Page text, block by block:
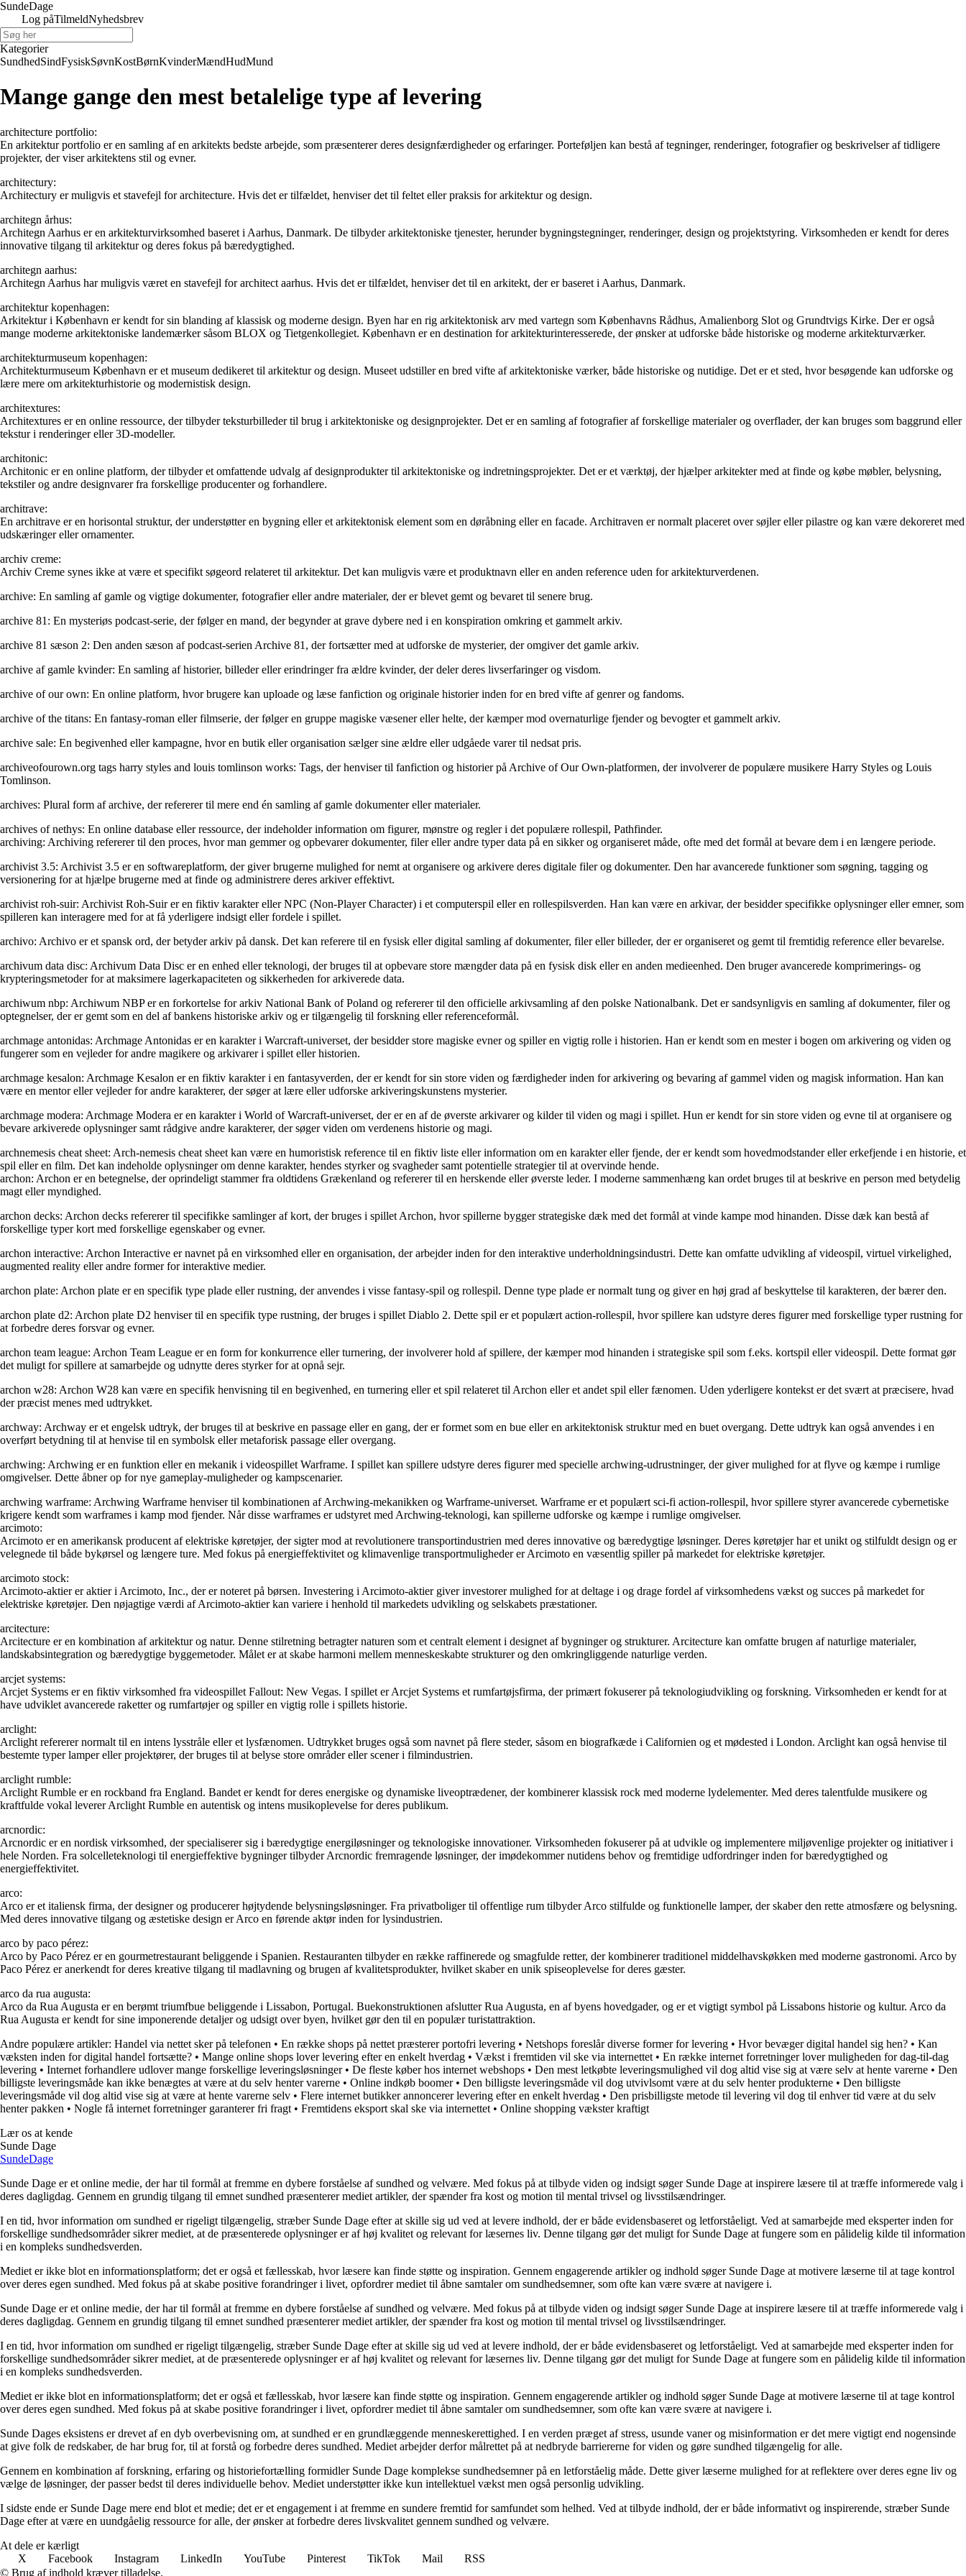
SundeDage
Log påTilmeldNyhedsbrev
Kategorier
SundhedSindFysiskSøvnKostBørnKvinderMændHudMund
Mange gange den mest betalelige type af levering
architecture portfolio:
En arkitektur portfolio er en samling af en arkitekts bedste arbejde, som præsenterer deres designfærdigheder og erfaringer. Porteføljen kan bestå af tegninger, renderinger, fotografier og beskrivelser af tidligere
projekter, der viser arkitektens stil og evner.
architectury:
Architectury er muligvis et stavefejl for architecture. Hvis det er tilfældet, henviser det til feltet eller praksis for arkitektur og design.
architegn århus:
Architegn Aarhus er en arkitekturvirksomhed baseret i Aarhus, Danmark. De tilbyder arkitektoniske tjenester, herunder bygningstegninger, renderinger, design og projektstyring. Virksomheden er kendt for deres
innovative tilgang til arkitektur og deres fokus på bæredygtighed.
architegn aarhus:
Architegn Aarhus har muligvis været en stavefejl for architect aarhus. Hvis det er tilfældet, henviser det til en arkitekt, der er baseret i Aarhus, Danmark.
architektur kopenhagen:
Arkitektur i København er kendt for sin blanding af klassisk og moderne design. Byen har en rig arkitektonisk arv med vartegn som Københavns Rådhus, Amalienborg Slot og Grundtvigs Kirke. Der er også
mange moderne arkitektoniske landemærker såsom BLOX og Tietgenkollegiet. København er en destination for arkitekturinteresserede, der ønsker at udforske både historiske og moderne arkitekturværker.
architekturmuseum kopenhagen:
Architekturmuseum København er et museum dedikeret til arkitektur og design. Museet udstiller en bred vifte af arkitektoniske værker, både historiske og nutidige. Det er et sted, hvor besøgende kan udforske og
lære mere om arkitekturhistorie og modernistisk design.
architextures:
Architextures er en online ressource, der tilbyder teksturbilleder til brug i arkitektoniske og designprojekter. Det er en samling af fotografier af forskellige materialer og overflader, der kan bruges som baggrund eller
tekstur i renderinger eller 3D-modeller.
architonic:
Architonic er en online platform, der tilbyder et omfattende udvalg af designprodukter til arkitektoniske og indretningsprojekter. Det er et værktøj, der hjælper arkitekter med at finde og købe møbler, belysning,
tekstiler og andre designvarer fra forskellige producenter og forhandlere.
architrave:
En architrave er en horisontal struktur, der understøtter en bygning eller et arkitektonisk element som en døråbning eller en facade. Architraven er normalt placeret over søjler eller pilastre og kan være dekoreret med
udskæringer eller ornamenter.
archiv creme:
Archiv Creme synes ikke at være et specifikt søgeord relateret til arkitektur. Det kan muligvis være et produktnavn eller en anden reference uden for arkitekturverdenen.
archive: En samling af gamle og vigtige dokumenter, fotografier eller andre materialer, der er blevet gemt og bevaret til senere brug.
archive 81: En mysteriøs podcast-serie, der følger en mand, der begynder at grave dybere ned i en konspiration omkring et gammelt arkiv.
archive 81 sæson 2: Den anden sæson af podcast-serien Archive 81, der fortsætter med at udforske de mysterier, der omgiver det gamle arkiv.
archive af gamle kvinder: En samling af historier, billeder eller erindringer fra ældre kvinder, der deler deres livserfaringer og visdom.
archive of our own: En online platform, hvor brugere kan uploade og læse fanfiction og originale historier inden for en bred vifte af genrer og fandoms.
archive of the titans: En fantasy-roman eller filmserie, der følger en gruppe magiske væsener eller helte, der kæmper mod overnaturlige fjender og bevogter et gammelt arkiv.
archive sale: En begivenhed eller kampagne, hvor en butik eller organisation sælger sine ældre eller udgåede varer til nedsat pris.
archiveofourown.org tags harry styles and louis tomlinson works: Tags, der henviser til fanfiction og historier på Archive of Our Own-platformen, der involverer de populære musikere Harry Styles og Louis
Tomlinson.
archives: Plural form af archive, der refererer til mere end én samling af gamle dokumenter eller materialer.
archives of nethys: En online database eller ressource, der indeholder information om figurer, mønstre og regler i det populære rollespil, Pathfinder.
archiving: Archiving refererer til den proces, hvor man gemmer og opbevarer dokumenter, filer eller andre typer data på en sikker og organiseret måde, ofte med det formål at bevare dem i en længere periode.
archivist 3.5: Archivist 3.5 er en softwareplatform, der giver brugerne mulighed for nemt at organisere og arkivere deres digitale filer og dokumenter. Den har avancerede funktioner som søgning, tagging og
versionering for at hjælpe brugerne med at finde og administrere deres arkiver effektivt.
archivist roh-suir: Archivist Roh-Suir er en fiktiv karakter eller NPC (Non-Player Character) i et computerspil eller en rollespilsverden. Han kan være en arkivar, der besidder specifikke oplysninger eller emner, som
spilleren kan interagere med for at få yderligere indsigt eller fordele i spillet.
archivo: Archivo er et spansk ord, der betyder arkiv på dansk. Det kan referere til en fysisk eller digital samling af dokumenter, filer eller billeder, der er organiseret og gemt til fremtidig reference eller bevarelse.
archivum data disc: Archivum Data Disc er en enhed eller teknologi, der bruges til at opbevare store mængder data på en fysisk disk eller en anden medieenhed. Den bruger avancerede komprimerings- og
krypteringsmetoder for at maksimere lagerkapaciteten og sikkerheden for arkiverede data.
archiwum nbp: Archiwum NBP er en forkortelse for arkiv National Bank of Poland og refererer til den officielle arkivsamling af den polske Nationalbank. Det er sandsynligvis en samling af dokumenter, filer og
optegnelser, der er gemt som en del af bankens historiske arkiv og er tilgængelig til forskning eller referenceformål.
archmage antonidas: Archmage Antonidas er en karakter i Warcraft-universet, der besidder store magiske evner og spiller en vigtig rolle i historien. Han er kendt som en mester i bogen om arkivering og viden og
fungerer som en vejleder for andre magikere og arkivarer i spillet eller historien.
archmage kesalon: Archmage Kesalon er en fiktiv karakter i en fantasyverden, der er kendt for sin store viden og færdigheder inden for arkivering og bevaring af gammel viden og magisk information. Han kan
være en mentor eller vejleder for andre karakterer, der søger at lære eller udforske arkiveringskunstens mysterier.
archmage modera: Archmage Modera er en karakter i World of Warcraft-universet, der er en af ​​de øverste arkivarer og kilder til viden og magi i spillet. Hun er kendt for sin store viden og evne til at organisere og
bevare arkiverede oplysninger samt rådgive andre karakterer, der søger viden om verdenens historie og magi.
archnemesis cheat sheet: Arch-nemesis cheat sheet kan være en humoristisk reference til en fiktiv liste eller information om en karakter eller fjende, der er kendt som hovedmodstander eller erkefjende i en historie, et
spil eller en film. Det kan indeholde oplysninger om denne karakter, hendes styrker og svagheder samt potentielle strategier til at overvinde hende.
archon: Archon er en betegnelse, der oprindeligt stammer fra oldtidens Grækenland og refererer til en herskende eller øverste leder. I moderne sammenhæng kan ordet bruges til at beskrive en person med betydelig
magt eller myndighed.
archon decks: Archon decks refererer til specifikke samlinger af kort, der bruges i spillet Archon, hvor spillerne bygger strategiske dæk med det formål at vinde kampe mod hinanden. Disse dæk kan bestå af
forskellige typer kort med forskellige egenskaber og evner.
archon interactive: Archon Interactive er navnet på en virksomhed eller en organisation, der arbejder inden for den interaktive underholdningsindustri. Dette kan omfatte udvikling af videospil, virtuel virkelighed,
augmented reality eller andre former for interaktive medier.
archon plate: Archon plate er en specifik type plade eller rustning, der anvendes i visse fantasy-spil og rollespil. Denne type plade er normalt tung og giver en høj grad af beskyttelse til karakteren, der bærer den.
archon plate d2: Archon plate D2 henviser til en specifik type rustning, der bruges i spillet Diablo 2. Dette spil er et populært action-rollespil, hvor spillere kan udstyre deres figurer med forskellige typer rustning for
at forbedre deres forsvar og evner.
archon team league: Archon Team League er en form for konkurrence eller turnering, der involverer hold af spillere, der kæmper mod hinanden i strategiske spil som f.eks. kortspil eller videospil. Dette format gør
det muligt for spillere at samarbejde og udnytte deres styrker for at opnå sejr.
archon w28: Archon W28 kan være en specifik henvisning til en begivenhed, en turnering eller et spil relateret til Archon eller et andet spil eller fænomen. Uden yderligere kontekst er det svært at præcisere, hvad
der præcist menes med udtrykket.
archway: Archway er et engelsk udtryk, der bruges til at beskrive en passage eller en gang, der er formet som en bue eller en arkitektonisk struktur med en buet overgang. Dette udtryk kan også anvendes i en
overført betydning til at henvise til en symbolsk eller metaforisk passage eller overgang.
archwing: Archwing er en funktion eller en mekanik i videospillet Warframe. I spillet kan spillere udstyre deres figurer med specielle archwing-udrustninger, der giver mulighed for at flyve og kæmpe i rumlige
omgivelser. Dette åbner op for nye gameplay-muligheder og kampscenarier.
archwing warframe: Archwing Warframe henviser til kombinationen af Archwing-mekanikken og Warframe-universet. Warframe er et populært sci-fi action-rollespil, hvor spillere styrer avancerede cybernetiske
krigere kendt som warframes i kamp mod fjender. Når disse warframes er udstyret med Archwing-teknologi, kan spillerne udforske og kæmpe i rumlige omgivelser.
arcimoto:
Arcimoto er en amerikansk producent af elektriske køretøjer, der sigter mod at revolutionere transportindustrien med deres innovative og bæredygtige løsninger. Deres køretøjer har et unikt og stilfuldt design og er
velegnede til både bykørsel og længere ture. Med fokus på energieffektivitet og klimavenlige transportmuligheder er Arcimoto en væsentlig spiller på markedet for elektriske køretøjer.
arcimoto stock:
Arcimoto-aktier er aktier i Arcimoto, Inc., der er noteret på børsen. Investering i Arcimoto-aktier giver investorer mulighed for at deltage i og drage fordel af virksomhedens vækst og succes på markedet for
elektriske køretøjer. Den nøjagtige værdi af Arcimoto-aktier kan variere i henhold til markedets udvikling og selskabets præstationer.
arcitecture:
Arcitecture er en kombination af arkitektur og natur. Denne stilretning betragter naturen som et centralt element i designet af bygninger og strukturer. Arcitecture kan omfatte brugen af naturlige materialer,
landskabsintegration og bæredygtige byggemetoder. Målet er at skabe harmoni mellem menneskeskabte strukturer og den omkringliggende naturlige verden.
arcjet systems:
Arcjet Systems er en fiktiv virksomhed fra videospillet Fallout: New Vegas. I spillet er Arcjet Systems et rumfartøjsfirma, der primært fokuserer på teknologiudvikling og forskning. Virksomheden er kendt for at
have udviklet avancerede raketter og rumfartøjer og spiller en vigtig rolle i spillets historie.
arclight:
Arclight refererer normalt til en intens lysstråle eller et lysfænomen. Udtrykket bruges også som navnet på flere steder, såsom en biografkæde i Californien og et mødested i London. Arclight kan også henvise til
bestemte typer lamper eller projektører, der bruges til at belyse store områder eller scener i filmindustrien.
arclight rumble:
Arclight Rumble er en rockband fra England. Bandet er kendt for deres energiske og dynamiske liveoptrædener, der kombinerer klassisk rock med moderne lydelementer. Med deres talentfulde musikere og
kraftfulde vokal leverer Arclight Rumble en autentisk og intens musikoplevelse for deres publikum.
arcnordic:
Arcnordic er en nordisk virksomhed, der specialiserer sig i bæredygtige energiløsninger og teknologiske innovationer. Virksomheden fokuserer på at udvikle og implementere miljøvenlige projekter og initiativer i
hele Norden. Fra solcelleteknologi til energieffektive bygninger tilbyder Arcnordic fremragende løsninger, der imødekommer nutidens behov og fremtidige udfordringer inden for bæredygtighed og
energieffektivitet.
arco:
Arco er et italiensk firma, der designer og producerer højtydende belysningsløsninger. Fra privatboliger til offentlige rum tilbyder Arco stilfulde og funktionelle lamper, der skaber den rette atmosfære og belysning.
Med deres innovative tilgang og æstetiske design er Arco en førende aktør inden for lysindustrien.
arco by paco pérez:
Arco by Paco Pérez er en gourmetrestaurant beliggende i Spanien. Restauranten tilbyder en række raffinerede og smagfulde retter, der kombinerer traditionel middelhavskøkken med moderne gastronomi. Arco by
Paco Pérez er anerkendt for deres kreative tilgang til madlavning og brugen af kvalitetsprodukter, hvilket skaber en unik spiseoplevelse for deres gæster.
arco da rua augusta:
Arco da Rua Augusta er en berømt triumfbue beliggende i Lissabon, Portugal. Buekonstruktionen afslutter Rua Augusta, en af ​​byens hovedgader, og er et vigtigt symbol på Lissabons historie og kultur. Arco da
Rua Augusta er kendt for sine imponerende detaljer og udsigt over byen, hvilket gør den til en populær turistattraktion.
Andre populære artikler: Handel via nettet sker på telefonen • En række shops på nettet præsterer portofri levering • Netshops foreslår diverse former for levering • Hvor bevæger digital handel sig hen? • Kan
væksten inden for digital handel fortsætte? • Mange online shops lover levering efter en enkelt hverdag • Vækst i fremtiden vil ske via internettet • En række internet forretninger lover muligheden for dag-til-dag
levering • Internet forhandlere udlover mange forskellige leveringsløsninger• De fleste køber hos internet webshops • Den mest letkøbte leveringsmulighed vil dog altid vise sig at være selv at hente varerne • Den
billigste leveringsmåde kan ikke benægtes at være at du selv henter varerne • Online indkøb boomer• Den billigste leveringsmåde vil dog utvivlsomt være at du selv henter produkterne • Den billigste
leveringsmåde vil dog altid vise sig at være at hente varerne selv • Flere internet butikker annoncerer levering efter en enkelt hverdag • Den prisbilligste metode til levering vil dog til enhver tid være at du selv
henter pakken • Nogle få internet forretninger garanterer fri fragt • Fremtidens eksport skal ske via internettet • Online shopping vækster kraftigt
Lær os at kende
Sunde Dage
SundeDage
Sunde Dage er et online medie, der har til formål at fremme en dybere forståelse af sundhed og velvære. Med fokus på at tilbyde viden og indsigt søger Sunde Dage at inspirere læsere til at træffe informerede valg i
deres dagligdag. Gennem en grundig tilgang til emnet sundhed præsenterer mediet artikler, der spænder fra kost og motion til mental trivsel og livsstilsændringer.
I en tid, hvor information om sundhed er rigeligt tilgængelig, stræber Sunde Dage efter at skille sig ud ved at levere indhold, der er både evidensbaseret og letforståeligt. Ved at samarbejde med eksperter inden for
forskellige sundhedsområder sikrer mediet, at de præsenterede oplysninger er af høj kvalitet og relevant for læsernes liv. Denne tilgang gør det muligt for Sunde Dage at fungere som en pålidelig kilde til information
i en kompleks sundhedsverden.
Mediet er ikke blot en informationsplatform; det er også et fællesskab, hvor læsere kan finde støtte og inspiration. Gennem engagerende artikler og indhold søger Sunde Dage at motivere læserne til at tage kontrol
over deres egen sundhed. Med fokus på at skabe positive forandringer i livet, opfordrer mediet til åbne samtaler om sundhedsemner, som ofte kan være svære at navigere i.
Sunde Dage er et online medie, der har til formål at fremme en dybere forståelse af sundhed og velvære. Med fokus på at tilbyde viden og indsigt søger Sunde Dage at inspirere læsere til at træffe informerede valg i
deres dagligdag. Gennem en grundig tilgang til emnet sundhed præsenterer mediet artikler, der spænder fra kost og motion til mental trivsel og livsstilsændringer.
I en tid, hvor information om sundhed er rigeligt tilgængelig, stræber Sunde Dage efter at skille sig ud ved at levere indhold, der er både evidensbaseret og letforståeligt. Ved at samarbejde med eksperter inden for
forskellige sundhedsområder sikrer mediet, at de præsenterede oplysninger er af høj kvalitet og relevant for læsernes liv. Denne tilgang gør det muligt for Sunde Dage at fungere som en pålidelig kilde til information
i en kompleks sundhedsverden.
Mediet er ikke blot en informationsplatform; det er også et fællesskab, hvor læsere kan finde støtte og inspiration. Gennem engagerende artikler og indhold søger Sunde Dage at motivere læserne til at tage kontrol
over deres egen sundhed. Med fokus på at skabe positive forandringer i livet, opfordrer mediet til åbne samtaler om sundhedsemner, som ofte kan være svære at navigere i.
Sunde Dages eksistens er drevet af en dyb overbevisning om, at sundhed er en grundlæggende menneskerettighed. I en verden præget af stress, usunde vaner og misinformation er det mere vigtigt end nogensinde
at give folk de redskaber, de har brug for, til at forstå og forbedre deres sundhed. Mediet arbejder derfor målrettet på at nedbryde barriererne for viden og gøre sundhed tilgængelig for alle.
Gennem en kombination af forskning, erfaring og historiefortælling formidler Sunde Dage komplekse sundhedsemner på en letforståelig måde. Dette giver læserne mulighed for at reflektere over deres egne liv og
vælge de løsninger, der passer bedst til deres individuelle behov. Mediet understøtter ikke kun intellektuel vækst men også personlig udvikling.
I sidste ende er Sunde Dage mere end blot et medie; det er et engagement i at fremme en sundere fremtid for samfundet som helhed. Ved at tilbyde indhold, der er både informativt og inspirerende, stræber Sunde
Dage efter at være en uundgåelig ressource for alle, der ønsker at forbedre deres livskvalitet gennem sundhed og velvære.
At dele er kærligt
X
Facebook Instagram LinkedIn YouTube Pinterest TikTok Mail
RSS
© Brug af indhold kræver tilladelse.